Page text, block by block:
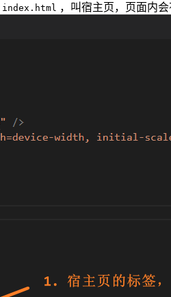
index.html ，叫宿主页，页面内